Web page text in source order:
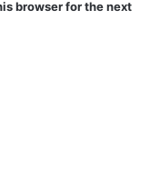
browser for the next